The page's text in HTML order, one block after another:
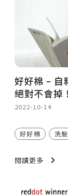
好好棉 – 自
絕對不會掉
2022-10-14
好好棉 洗
閱讀更多